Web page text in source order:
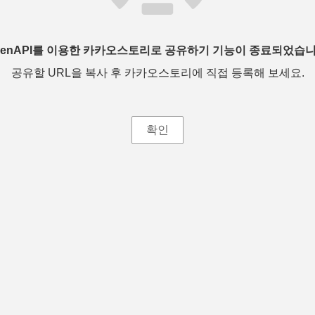
를 이용한 카카오스토리로 공유하기 기능이 종료되었습
공유할 URL을 복사 후 카카오스토리에 직접 등록해 보세요.
확인